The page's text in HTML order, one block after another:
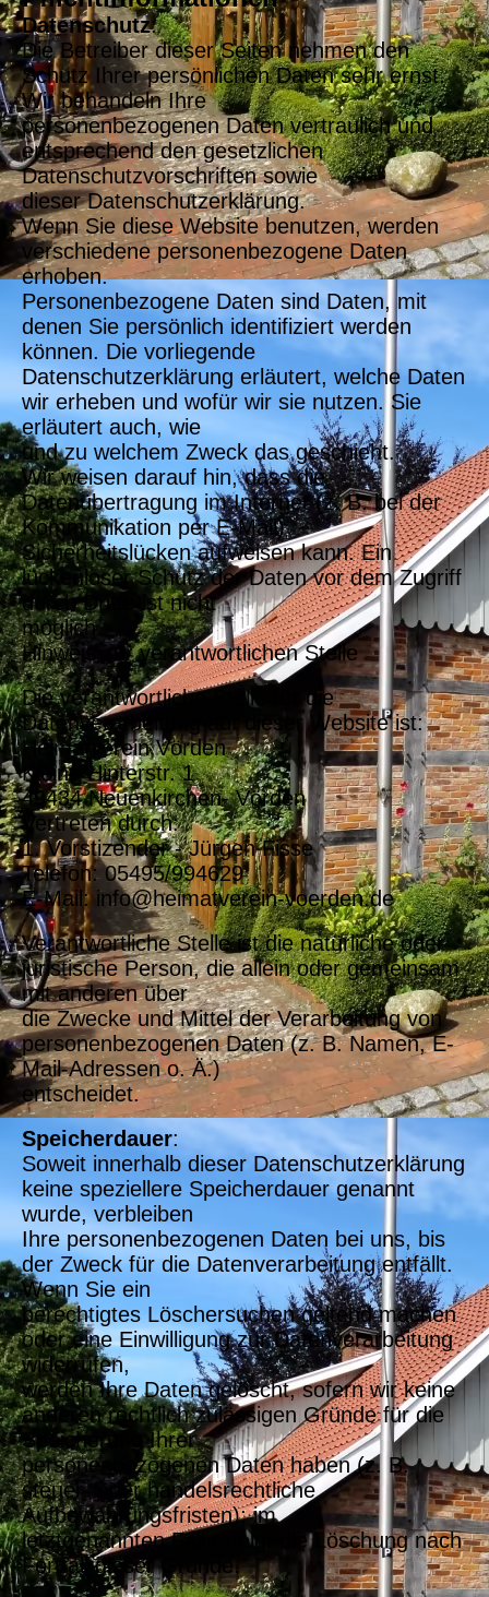
Datenschutz:
Die Betreiber dieser Seiten nehmen den
Schutz Ihrer persönlichen Daten sehr ernst.
Wir behandeln Ihre
personenbezogenen Daten vertraulich und
entsprechend den gesetzlichen
Datenschutzvorschriften sowie
dieser Datenschutzerklärung.
Wenn Sie diese Website benutzen, werden
verschiedene personenbezogene Daten
erhoben.
Personenbezogene Daten sind Daten, mit
denen Sie persönlich identifiziert werden
können. Die vorliegende
Datenschutzerklärung erläutert, welche Daten
wir erheben und wofür wir sie nutzen. Sie
erläutert auch, wie
und zu welchem Zweck das geschieht.
Wir weisen darauf hin, dass die
Datenübertragung im Internet (z. B. bei der
Kommunikation per E-Mail)
Sicherheitslücken aufweisen kann. Ein
lückenloser Schutz der Daten vor dem Zugriff
durch Dritte ist nicht
möglich.
Hinweis zur verantwortlichen Stelle
Die verantwortliche Stelle für die
Datenverarbeitung auf dieser Website ist:
Heimatverein Vörden
Kleine Hinterstr. 1
49434 Neuenkirchen- Vörden
Vertreten durch:
1. Vorstizender - Jürgen Fisse
Telefon: 05495/994629
E-Mail: info@heimatverein-voerden.de
Verantwortliche Stelle ist die natürliche oder
juristische Person, die allein oder gemeinsam
mit anderen über
die Zwecke und Mittel der Verarbeitung von
personenbezogenen Daten (z. B. Namen, E-
Mail-Adressen o. Ä.)
entscheidet.
Speicherdauer:
Soweit innerhalb dieser Datenschutzerklärung
keine speziellere Speicherdauer genannt
wurde, verbleiben
Ihre personenbezogenen Daten bei uns, bis
der Zweck für die Datenverarbeitung entfällt.
Wenn Sie ein
berechtigtes Löschersuchen geltend machen
oder eine Einwilligung zur Datenverarbeitung
widerrufen,
werden Ihre Daten gelöscht, sofern wir keine
anderen rechtlich zulässigen Gründe für die
Speicherung Ihrer
personenbezogenen Daten haben (z. B.
steuer- oder handelsrechtliche
Aufbewahrungsfristen); im
letztgenannten Fall erfolgt die Löschung nach
Fortfall dieser Gründe.